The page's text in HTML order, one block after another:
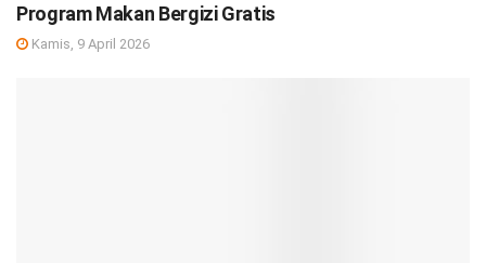
Program Makan Bergizi Gratis
Kamis, 9 April 2026